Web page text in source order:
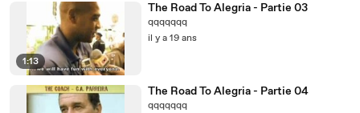
1:13
The Road To Alegria - Partie 03
qqqqqqq
il y a 19 ans
The Road To Alegria - Partie 04
qqqqqqq